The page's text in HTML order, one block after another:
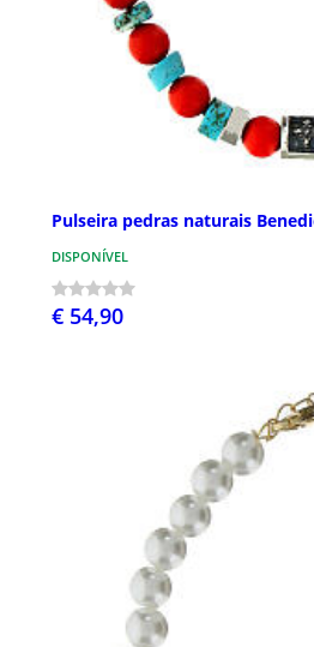
Pulseira pedras naturais
DISPONÍVEL
€ 54,90